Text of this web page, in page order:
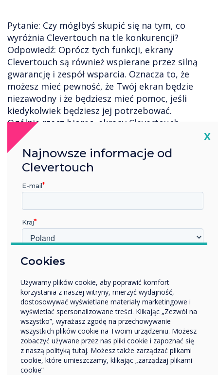
Pytanie: Czy mógłbyś skupić się na tym, co
wyróżnia Clevertouch na tle konkurencji?
Odpowiedź: Oprócz tych funkcji, ekrany
Clevertouch są również wspierane przez silną
gwarancję i zespół wsparcia. Oznacza to, że
możesz mieć pewność, że Twój ekran będzie
niezawodny i że będziesz mieć pomoc, jeśli
kiedykolwiek będziesz jej potrzebować.
Ogólnie rzecz biorąc, ekrany Clevertouch
oferują szereg zalet w porównaniu z innymi
interaktywnymi wyświetlaczami na rynku. Są
wysokiej jakości, trwałe, łatwe w użyciu i
wszechstronne. Jeśli szukasz interaktywnego
wyświetlacza, który będzie spełniał Twoje
potrzeby przez wiele lat, Clevertouch jest
świetną opcją.
Oto kilka dodatkowych powodów, dla których
ekrany Clevertouch są uważane za jedne z
najlepszych na rynku:
- Są wysoce konfigurowalne. Możesz wybierać
spośród różnych rozmiarów ekranu,
rozdzielczości i funkcji, aby stworzyć idealny
interaktywny wyświetlacz dla swoich potrzeb.
- Są kompatybilne z szeroką gamą urządzeń.
Ekran Clevertouch można podłączyć do
laptopów, tabletów, smartfonów i innych
urządzeń, aby udostępniać treści i
współpracować z innymi.
- Są łatwe w zarządzaniu. Platforma
Cookies
Używamy plików cookie, aby poprawić komfort
korzystania z naszej witryny, mierzyć wydajność,
dostosowywać wyświetlane materiały marketingowe i
wyświetlać spersonalizowane treści. Klikając „Zezwól na
wszystko”, wyrażasz zgodę na przechowywanie
wszystkich plików cookie na Twoim urządzeniu. Możesz
zobaczyć używane przez nas pliki cookie i zapoznać się
z naszą polityką tutaj. Możesz także zarządzać plikami
cookie, które umieszczamy, klikając „zarządzaj plikami
cookie”
X
Najnowsze informacje od
Clevertouch
E-mail
Kraj
W jakiej branży pracujesz?
Przedsiębiorstwo
Inne
Nazwa firmy
Chcielibyśmy się z Tobą skontaktować w sprawie
naszych produktów i usług za pośrednictwem poczty
elektronicznej, telefonu lub poczty.